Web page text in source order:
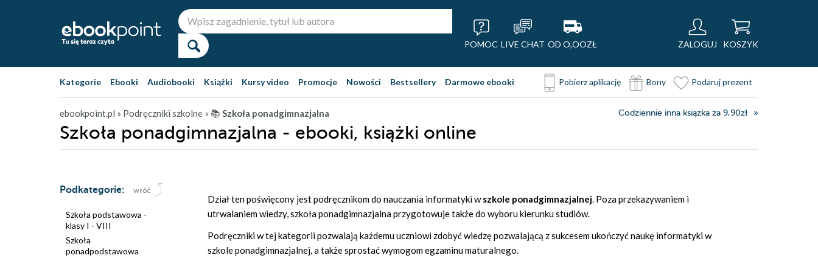
POMOC LIVE CHAT OD O,OOZŁ ZALOGUJ KOSZYK
Kategorie Ebooki Audiobooki Książki Kursy video Promocje Nowości Bestsellery Darmowe ebooki Pobierz aplikację Bony Podaruj prezent
ebookpoint.pl » Podręczniki szkolne » 📚Szkoła ponadgimnazjalna Codziennie inna książka za 9,90zł
Szkoła ponadgimnazjalna - ebooki, książki online
Podkategorie: wróć
Szkoła podstawowa -
klasy I - VIII
Szkoła
ponadpodstawowa
Dział ten poświęcony jest podręcznikom do nauczania informatyki wszkole ponadgimnazjalnej. Poza przekazywaniem i
utrwalaniem wiedzy, szkoła ponadgimnazjalna przygotowuje także do wyboru kierunku studiów.
Podręczniki w tej kategorii pozwalają każdemu uczniowi zdobyć wiedzę pozwalającą z sukcesem ukończyć naukę informatyki w
szkole ponadgimnazjalnej, a także sprostać wymogom egzaminu maturalnego.